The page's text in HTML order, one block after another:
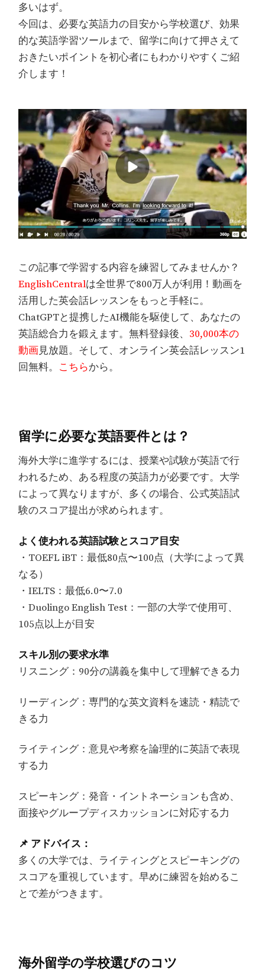
多いはず。
今回は、必要な英語力の目安から学校選び、効果
的な英語学習ツールまで、留学に向けて押さえて
おきたいポイントを初心者にもわかりやすくご紹
介します！
この記事で学習する内容を練習してみませんか？
EnglishCentralは全世界で800万人が利用！動画を
活用した英会話レッスンをもっと手軽に。
ChatGPTと提携したAI機能を駆使して、あなたの
英語総合力を鍛えます。無料登録後、 30,000本の
動画見放題。そして、オンライン英会話レッスン1
回無料。 こちらから。
留学に必要な英語要件とは？
海外大学に進学するには、授業や試験が英語で行
われるため、ある程度の英語力が必要です。大学
によって異なりますが、多くの場合、公式英語試
験のスコア提出が求められます。
よく使われる英語試験とスコア目安
・TOEFL iBT：最低80点〜100点（大学によって異
なる）
・IELTS：最低6.0〜7.0
・Duolingo English Test：一部の大学で使用可、
105点以上が目安
スキル別の要求水準
リスニング：90分の講義を集中して理解できる力
リーディング：専門的な英文資料を速読・精読で
きる力
ライティング：意見や考察を論理的に英語で表現
する力
スピーキング：発音・イントネーションも含め、
面接やグループディスカッションに対応する力
📌 アドバイス：
多くの大学では、ライティングとスピーキングの
スコアを重視しています。早めに練習を始めるこ
とで差がつきます。
海外留学の学校選びのコツ